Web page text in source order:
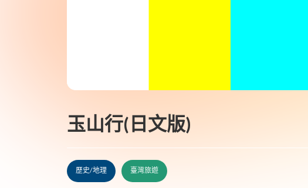
玉山行(日文版)
歷史/地理 臺灣旅遊